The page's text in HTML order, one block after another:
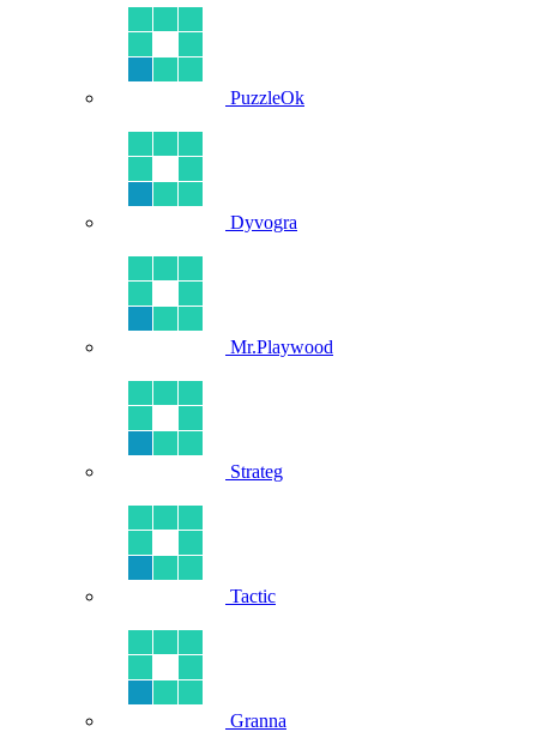
PuzzleOk
Dyvogra
Mr.Playwood
Strateg
Tactic
Granna